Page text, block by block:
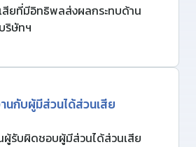
สียที่มีอิทธิพลส่งผลกระทบด้าน
ริษัทฯ
นกับผู้มีส่วนได้ส่วนเสีย
ผู้รับผิดชอบผู้มีส่วนได้ส่วนเสีย